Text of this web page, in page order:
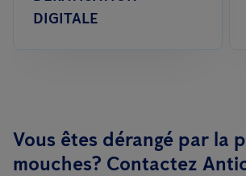
DIGITALE
Vous êtes dérangé par la
mouches? Contactez